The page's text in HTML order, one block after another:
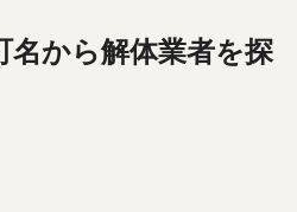
名から解体業者を探